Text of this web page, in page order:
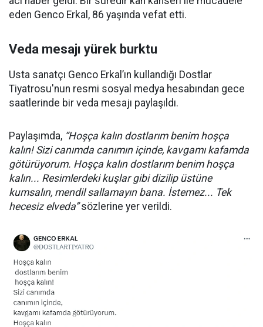
eden Genco Erkal, 86 yaşında vefat etti.
Veda mesajı yürek burktu
Usta sanatçı Genco Erkal’ın kullandığı Dostlar
Tiyatrosu'nun resmi sosyal medya hesabından gece
saatlerinde bir veda mesajı paylaşıldı.
Paylaşımda, “Hoşça kalın dostlarım benim hoşça
kalın! Sizi canımda canımın içinde, kavgamı kafamda
götürüyorum. Hoşça kalın dostlarım benim hoşça
kalın... Resimlerdeki kuşlar gibi dizilip üstüne
kumsalın, mendil sallamayın bana. İstemez... Tek
hecesiz elveda”sözlerine yer verildi.